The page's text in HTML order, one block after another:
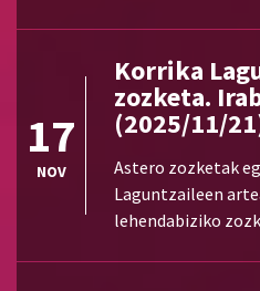
17
NOV
Korrika
zozketa.
(2025/11/
Astero zozketak
Laguntzaileen
lehendabiziko